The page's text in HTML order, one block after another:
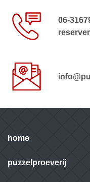
06-
home
puzzelproeverij